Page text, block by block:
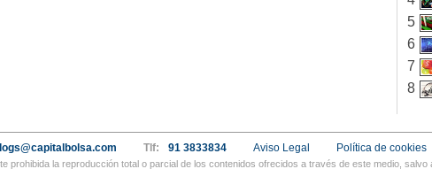
5
6
7
8
Tlf: 91 3833834 Aviso Legal Política de cookies
prohibida la reproducción total o parcial de los contenidos ofrecidos a través de este medio,